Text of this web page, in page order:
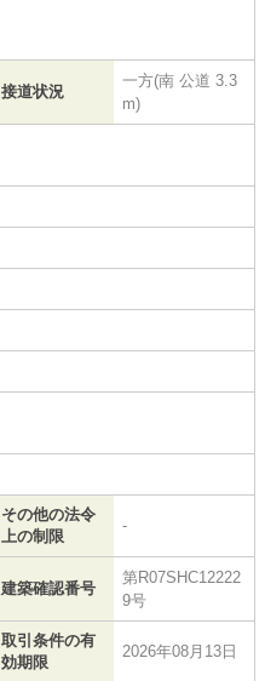
接道状況
一方(南 公道 3.3
m)
その他の法令
上の制限
-
建築確認番号
第R07SHC12222
9号
取引条件の有
効期限
2026年08月13日